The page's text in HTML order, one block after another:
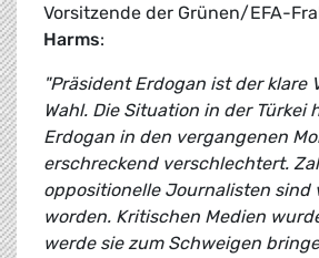
Vorsitzende der Grünen/EFA-
Harms:
"Präsident Erdogan ist der klare
Wahl. Die Situation in der Türkei
Erdogan in den vergangenen
erschreckend verschlechtert.
oppositionelle Journalisten sind
worden. Kritischen Medien
werde sie zum Schweigen